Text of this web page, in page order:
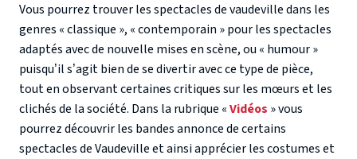
Vous pourrez trouver les spectacles de vaudeville dans les
genres « classique », « contemporain » pour les spectacles
adaptés avec de nouvelle mises en scène, ou « humour »
puisqu’il s’agit bien de se divertir avec ce type de pièce,
tout en observant certaines critiques sur les mœurs et les
clichés de la société. Dans la rubrique «Vidéos » vous
pourrez découvrir les bandes annonce de certains
spectacles de Vaudeville et ainsi apprécier les costumes et